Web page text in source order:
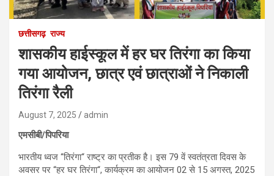
छत्तीसगढ़ राज्य
शासकीय हाईस्कूल में हर घर तिरंगा का किया
गया आयोजन, छात्र एवं छात्राओं ने निकाली
तिरंगा रैली
August 7, 2025 admin
एमसीबी/पिपरिया
भारतीय ध्वज “तिरंगा“ राष्ट्र का प्रतीक है। इस 79 वें स्वतंत्रता दिवस के
अवसर पर “हर घर तिरंगा“, कार्यक्रम का आयोजन 02 से 15 अगस्त, 2025